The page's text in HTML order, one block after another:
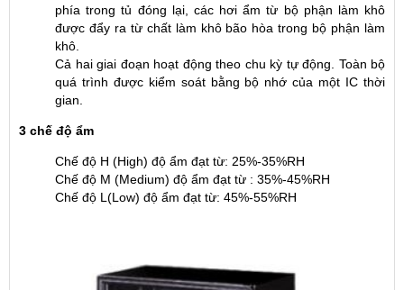
phía trong tủ đóng lại, các hơi ẩm từ bộ phận làm khô
được đẩy ra từ chất làm khô bão hòa trong bộ phận làm
khô.
Cả hai giai đoạn hoạt động theo chu kỳ tự động. Toàn bộ
quá trình được kiểm soát bằng bộ nhớ của một IC thời
gian.
3 chế độ ẩm
Chế độ H (High) độ ẩm đạt từ: 25%-35%RH
Chế độ M (Medium) độ ẩm đạt từ : 35%-45%RH
Chế độ L(Low) độ ẩm đạt từ: 45%-55%RH